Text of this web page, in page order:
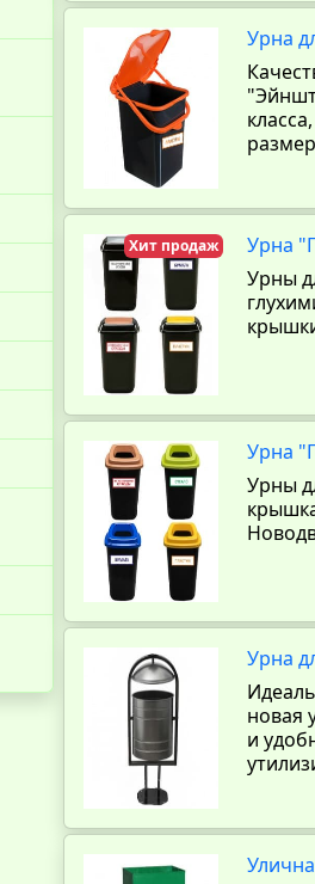
Урна
Хит продаж
Урна
Урны
Урна
Урны
Урна
новая
и